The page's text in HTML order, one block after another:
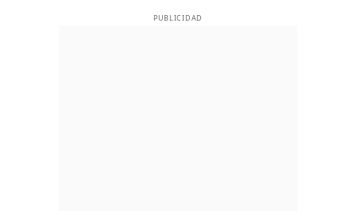
PUBLICIDAD